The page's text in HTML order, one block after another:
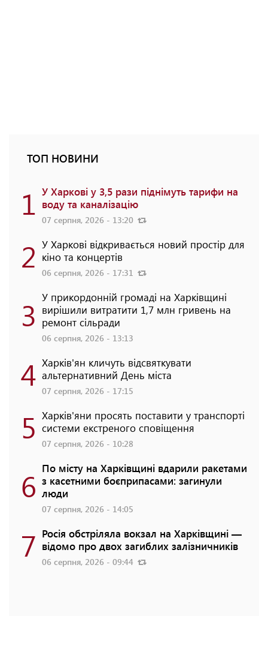
ТОП НОВИНИ
1 У Харкові у 3,5 рази піднімуть тарифи на
воду та каналізацію
07 серпня, 2026 - 13:20
2 У Харкові відкривається новий простір для
кіно та концертів
06 серпня, 2026 - 17:31
3 У прикордонній громаді на Харківщині
вирішили витратити 1,7 млн гривень на
ремонт сільради
06 серпня, 2026 - 13:13
4 Харків'ян кличуть відсвяткувати
альтернативний День міста
07 серпня, 2026 - 17:15
5 Харків'яни просять поставити у транспорті
системи екстреного сповіщення
07 серпня, 2026 - 10:28
6 По місту на Харківщині вдарили ракетами
з касетними боєприпасами: загинули
люди
07 серпня, 2026 - 14:05
7 Росія обстріляла вокзал на Харківщині —
відомо про двох загиблих залізничників
06 серпня, 2026 - 09:44